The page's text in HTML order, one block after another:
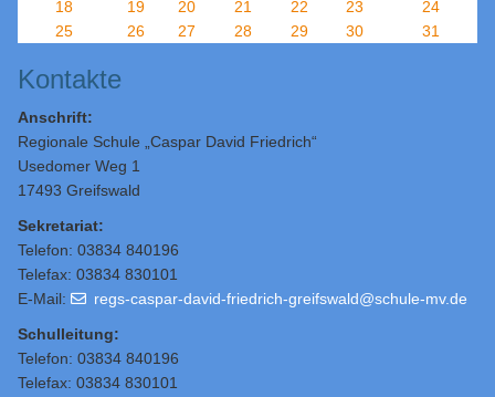
18
19 20 21 22 23
24
25
26 27 28 29 30 31
Kontakte
Anschrift:
Regionale Schule „Caspar David Friedrich“
Usedomer Weg 1
17493 Greifswald
Sekretariat:
Telefon: 03834 840196
Telefax: 03834 830101
E-Mail:
regs-caspar-david-friedrich-greifswald@schule-mv.de
Schulleitung:
Telefon: 03834 840196
Telefax: 03834 830101